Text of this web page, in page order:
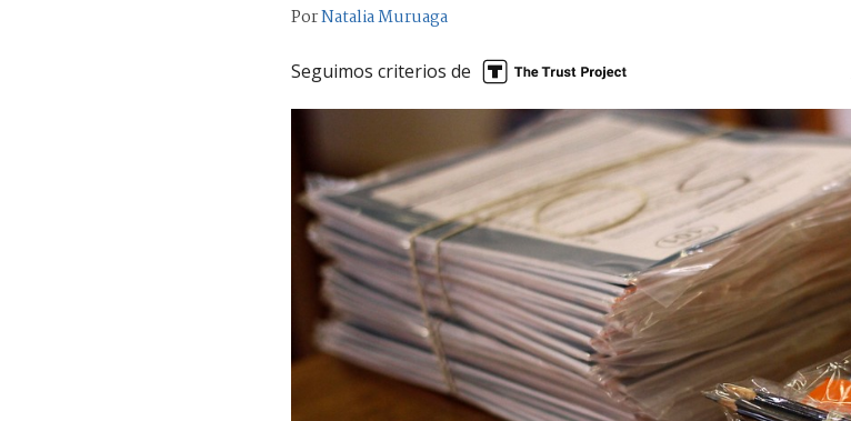
PorNatalia Muruaga
Seguimos criterios de